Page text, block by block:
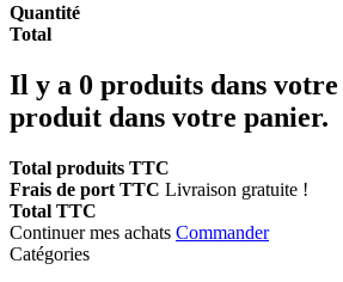
Quantité
Total
Il y a 0 produits dans
produit dans votre panier.
Total produits TTC
Frais de port TTC Livraison gratuite !
Total TTC
Continuer mes achats Commander
Catégories